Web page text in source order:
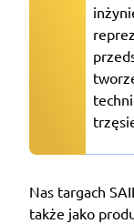
Nas targach
także jako